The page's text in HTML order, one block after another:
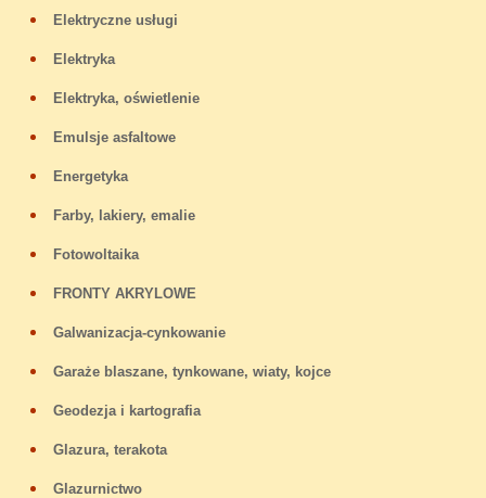
Elektryczne usługi
Elektryka
Elektryka, oświetlenie
Emulsje asfaltowe
Energetyka
Farby, lakiery, emalie
Fotowoltaika
FRONTY AKRYLOWE
Galwanizacja-cynkowanie
Garaże blaszane, tynkowane, wiaty, kojce
Geodezja i kartografia
Glazura, terakota
Glazurnictwo